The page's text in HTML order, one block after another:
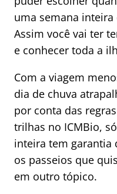
uma semana
Assim você vai ter
e conhecer toda a
Com a viagem
dia de chuva
por conta das
trilhas no ICMBio,
inteira tem garantia
os passeios que
em outro tópico.